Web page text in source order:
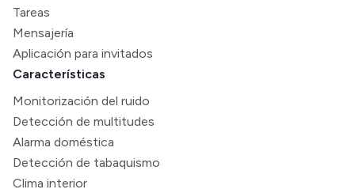
Tareas
Mensajería
Aplicación para invitados
Características
Monitorización del ruido
Detección de multitudes
Alarma doméstica
Detección de tabaquismo
Clima interior